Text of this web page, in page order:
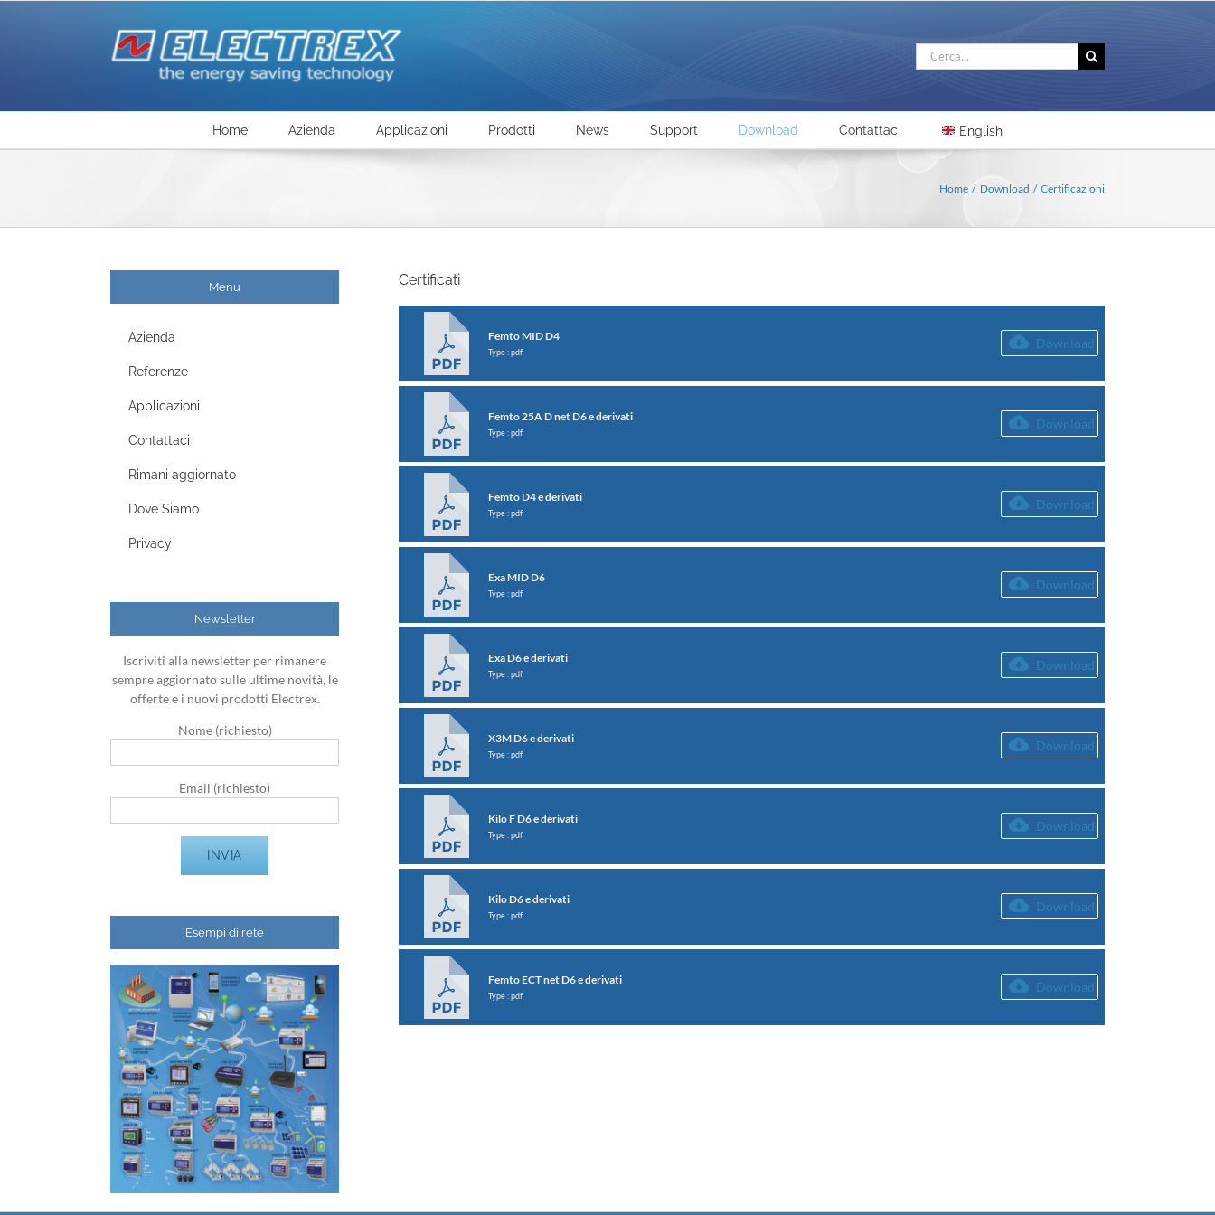
Cerca
per:
Home Azienda Applicazioni Prodotti News Support Download Contattaci English
Home Download Certificazioni
Certificati
Femto MID D4
Type : pdf
Download
Femto 25A D net D6 e derivati
Type : pdf
Download
Femto D4 e derivati
Type : pdf
Download
Exa MID D6
Type : pdf
Download
Exa D6 e derivati
Type : pdf
Download
X3M D6 e derivati
Type : pdf
Download
Kilo F D6 e derivati
Type : pdf
Download
Kilo D6 e derivati
Type : pdf
Download
Femto ECT net D6 e derivati
Type : pdf
Download
Menu
Azienda
Referenze
Applicazioni
Contattaci
Rimani aggiornato
Dove Siamo
Privacy
Newsletter
Iscriviti alla newsletter per rimanere
sempre aggiornato sulle ultime novità, le
offerte e i nuovi prodotti Electrex.
Nome (richiesto)
Email (richiesto)
Esempi di rete